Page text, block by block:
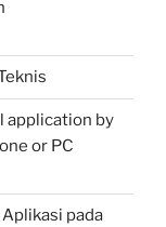
application by
or PC
pada